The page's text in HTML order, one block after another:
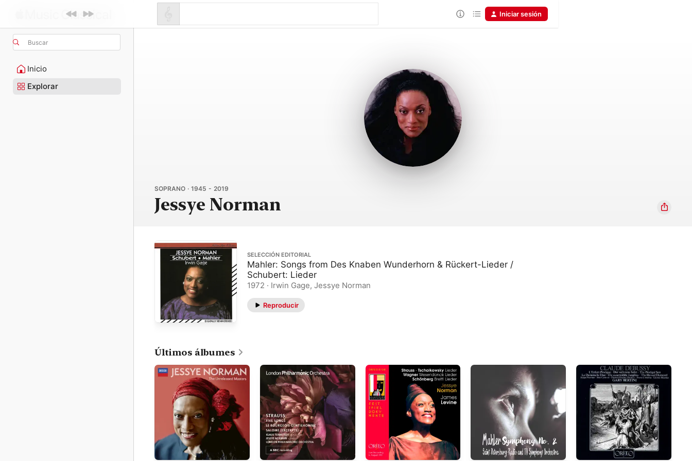
Buscar
Inicio
Explorar
Iniciar sesión
SOPRANO · 1945 - 2019
Jessye Norman
SELECCIÓN EDITORIAL
Mahler: Songs from Des Knaben Wunderhorn & Rückert-Lieder /
Schubert: Lieder
1972 · Irwin Gage, Jessye Norman
Reproducir
Últimos álbumes